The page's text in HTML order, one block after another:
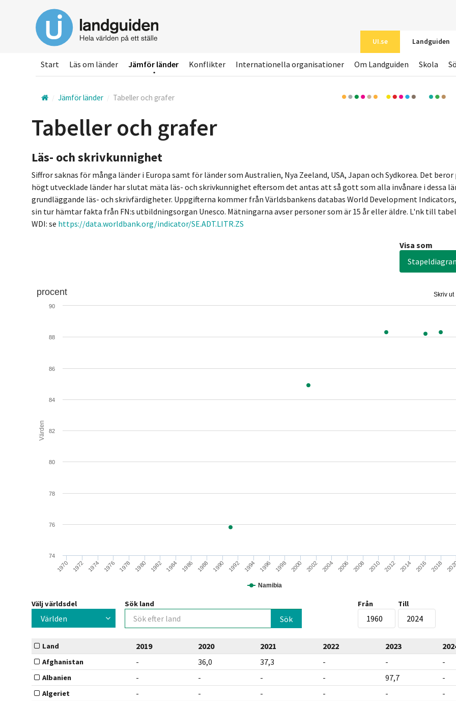
huvudinnehållet
UI.se Landguiden
Start Läs om länder Jämför länder Konflikter Internationella organisationer Om Landguiden Skola
Jämför länder Tabeller och grafer
Tabeller och grafer
Läs- och skrivkunnighet
Siffror saknas för många länder i Europa samt för länder som Australien, Nya Zeeland, USA, Japan och Sydkorea. Det
högt utvecklade länder har slutat mäta läs- och skrivkunnighet eftersom det antas att så gott som alla invånare i dessa
grundläggande läs- och skrivfärdigheter. Uppgifterna kommer från Världsbankens databas World Development
sin tur hämtar fakta från FN:s utbildningsorgan Unesco. Mätningarna avser personer som är 15 år eller äldre. L'nk till
WDI: se https://data.worldbank.org/indicator/SE.ADT.LITR.ZS
Visa som
Skriv ut
Värden
procent
Namibia
1970 1972 1974 1976 1978 1980 1982 1984 1986 1988 1990 1992 1994 1996 1998 2000 2002 2004 2006 2008 2010 2012 2014 2016 2018
74
76
78
80
82
84
86
88
90
Välj världsdel
Världen
Sök land Från Till
Land 2019 2020 2021 2022 2023
Afghanistan - 36,0 37,3 - - -
Albanien - - - - 97,7 -
Algeriet - - - - - -